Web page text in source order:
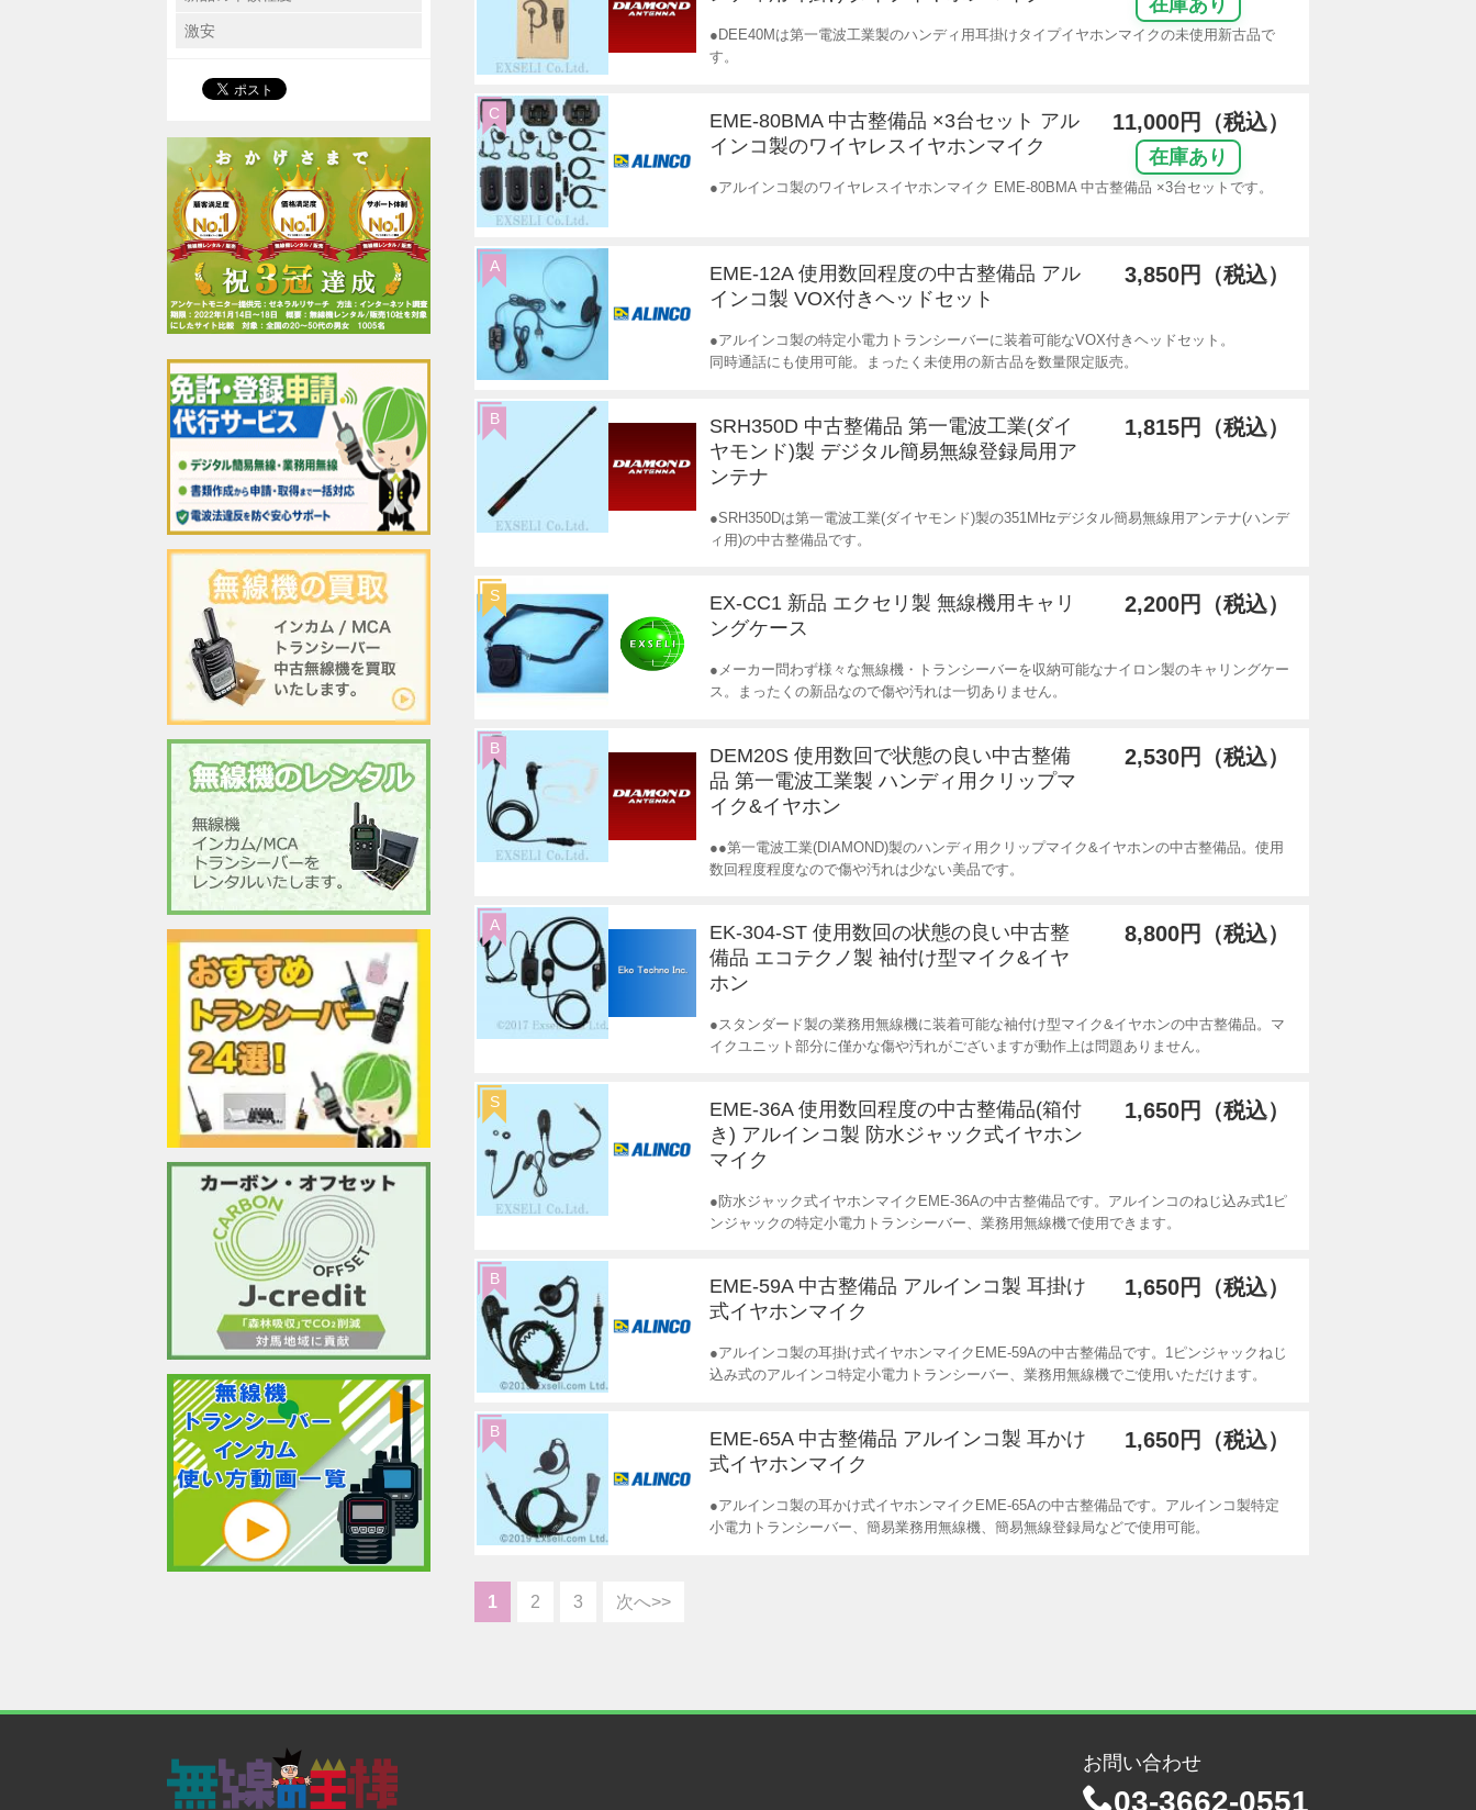
在庫あり
●DEE40Mは第一電波工業製のハンディ用耳掛けタイプイヤホンマイクの未使用新古品で
す。
EME-80BMA 中古整備品 ×3台セット アル
インコ製のワイヤレスイヤホンマイク
11,000円（税込）
在庫あり
●アルインコ製のワイヤレスイヤホンマイク EME-80BMA 中古整備品 ×3台セットです。
C
EME-12A 使用数回程度の中古整備品 アル
インコ製 VOX付きヘッドセット
3,850円（税込）
●アルインコ製の特定小電力トランシーバーに装着可能なVOX付きヘッドセット。
同時通話にも使用可能。まったく未使用の新古品を数量限定販売。
A
SRH350D 中古整備品 第一電波工業(ダイ
ヤモンド)製 デジタル簡易無線登録局用ア
ンテナ
1,815円（税込）
●SRH350Dは第一電波工業(ダイヤモンド)製の351MHzデジタル簡易無線用アンテナ(ハンデ
ィ用)の中古整備品です。
B
EX-CC1 新品 エクセリ製 無線機用キャリ
ングケース
2,200円（税込）
●メーカー問わず様々な無線機・トランシーバーを収納可能なナイロン製のキャリングケー
ス。まったくの新品なので傷や汚れは一切ありません。
S
DEM20S 使用数回で状態の良い中古整備
品 第一電波工業製 ハンディ用クリップマ
イク&イヤホン
2,530円（税込）
●●第一電波工業(DIAMOND)製のハンディ用クリップマイク&イヤホンの中古整備品。使用
数回程度程度なので傷や汚れは少ない美品です。
B
EK-304-ST 使用数回の状態の良い中古整
備品 エコテクノ製 袖付け型マイク&イヤ
ホン
8,800円（税込）
●スタンダード製の業務用無線機に装着可能な袖付け型マイク&イヤホンの中古整備品。マ
イクユニット部分に僅かな傷や汚れがございますが動作上は問題ありません。
A
EME-36A 使用数回程度の中古整備品(箱付
き) アルインコ製 防水ジャック式イヤホン
マイク
1,650円（税込）
●防水ジャック式イヤホンマイクEME-36Aの中古整備品です。アルインコのねじ込み式1ピ
ンジャックの特定小電力トランシーバー、業務用無線機で使用できます。
S
EME-59A 中古整備品 アルインコ製 耳掛け
式イヤホンマイク
1,650円（税込）
●アルインコ製の耳掛け式イヤホンマイクEME-59Aの中古整備品です。1ピンジャックねじ
込み式のアルインコ特定小電力トランシーバー、業務用無線機でご使用いただけます。
B
EME-65A 中古整備品 アルインコ製 耳かけ
式イヤホンマイク
1,650円（税込）
●アルインコ製の耳かけ式イヤホンマイクEME-65Aの中古整備品です。アルインコ製特定
小電力トランシーバー、簡易業務用無線機、簡易無線登録局などで使用可能。
B
1 2 3 次へ>>
激安
お問い合わせ
03-3662-0551